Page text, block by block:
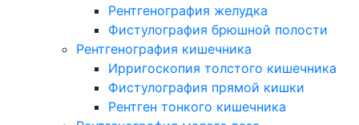
Рентгенография желудка
Фистулография брюшной полости
Рентгенография кишечника
Ирригоскопия толстого кишечника
Фистулография прямой кишки
Рентген тонкого кишечника